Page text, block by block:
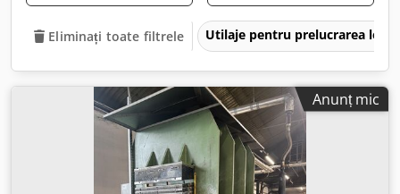
Eliminați toate filtrele Utilaje pentru prelucrarea
Anunț mic